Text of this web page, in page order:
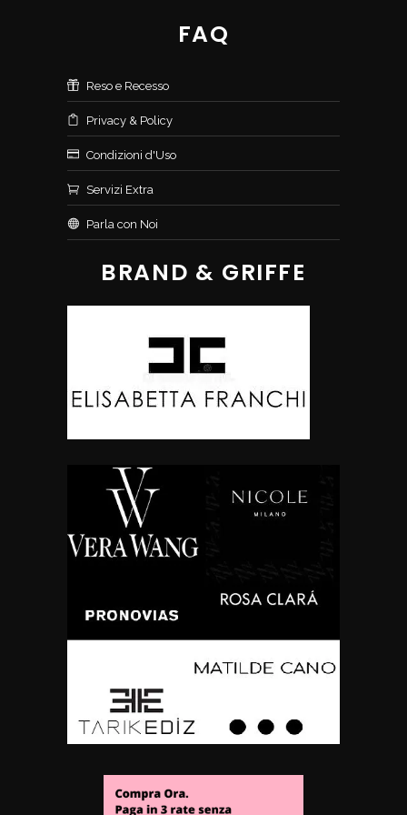
FAQ
Reso e Recesso
Privacy & Policy
Condizioni d'Uso
Servizi Extra
Parla con Noi
BRAND & GRIFFE